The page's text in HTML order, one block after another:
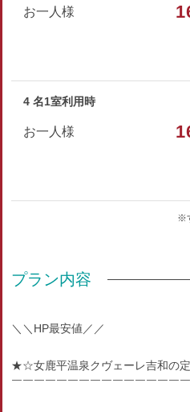
お一人様
4 名1室利用時
お一人様
※
プラン内容
＼＼HP最安値／／
★☆女鹿平温泉クヴェーレ吉和の
￣￣￣￣￣￣￣￣￣￣￣￣￣￣￣